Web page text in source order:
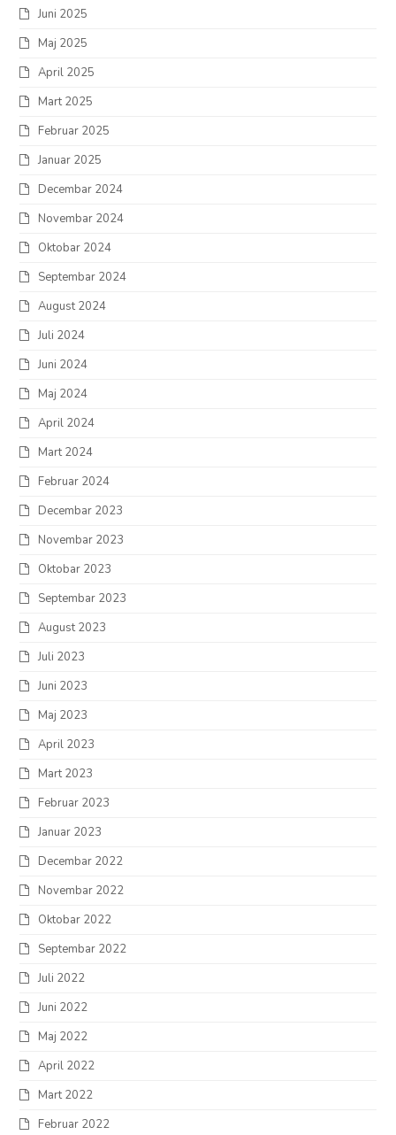
Juni 2025
Maj 2025
April 2025
Mart 2025
Februar 2025
Januar 2025
Decembar 2024
Novembar 2024
Oktobar 2024
Septembar 2024
August 2024
Juli 2024
Juni 2024
Maj 2024
April 2024
Mart 2024
Februar 2024
Decembar 2023
Novembar 2023
Oktobar 2023
Septembar 2023
August 2023
Juli 2023
Juni 2023
Maj 2023
April 2023
Mart 2023
Februar 2023
Januar 2023
Decembar 2022
Novembar 2022
Oktobar 2022
Septembar 2022
Juli 2022
Juni 2022
Maj 2022
April 2022
Mart 2022
Februar 2022